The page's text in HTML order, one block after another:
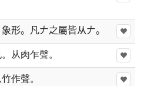
形。凡𠂇之屬皆从𠂇。
从肉乍聲。
作聲。